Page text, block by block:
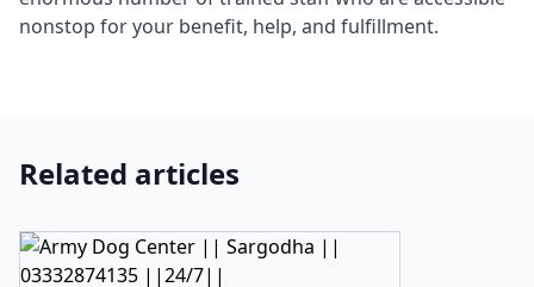
nonstop for your benefit, help, and fulfillment.
Related articles